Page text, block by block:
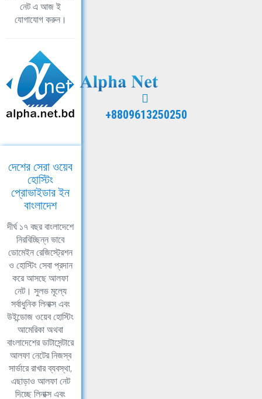
নেট এ আজ ই
যোগাযোগ করুন।
+8809613250250
দেশের সেরা ওয়েব
হোস্টিং
প্রোভাইডার ইন
বাংলাদেশ
দীর্ঘ ১৭ বছর বাংলাদেশে
নিরবিচ্ছিন্ন ভাবে
ডোমেইন রেজিস্ট্রেশন
ও হোস্টিং সেবা প্রদান
করে আসছে আলফা
নেট। সুলভ মূল্যে
সর্বাধুনিক লিনাক্স এবং
উইন্ডোজ ওয়েব হোস্টিং
আমেরিকা অথবা
বাংলাদেশের ডাটাসেন্টারে
আলফা নেটের নিজস্ব
সার্ভারে রাখার ব্যবস্থা,
এছাড়াও আলফা নেট
দিচ্ছে লিনাক্স এবং